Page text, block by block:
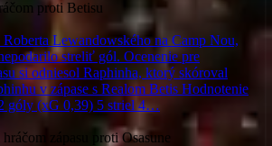
proti Betisu
Lewandowského na Camp Nou,
streliť gól. Ocenenie pre
si odniesol Raphinha, ktorý skóroval
v zápase s Realom Betis Hodnotenie
góly (xG 0,39) 5 striel 4…
zápasu proti Osasune